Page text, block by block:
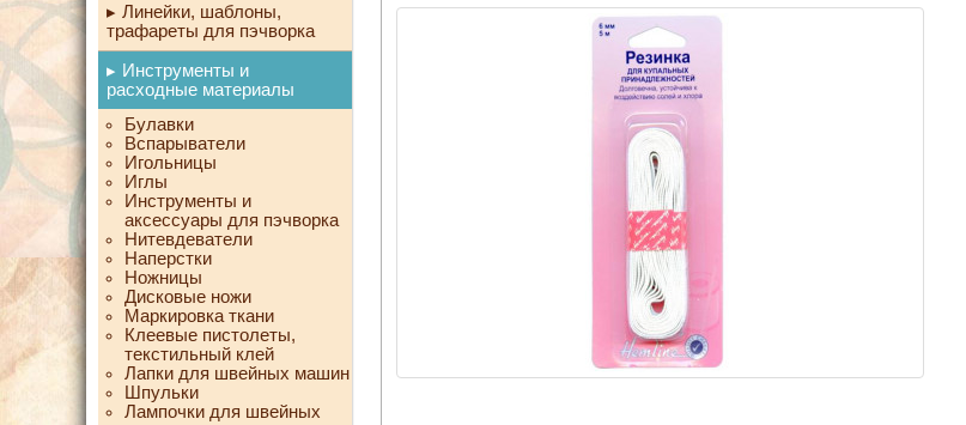
Линейки, шаблоны,
трафареты для пэчворка
Инструменты и
расходные материалы
Булавки
Вспарыватели
Игольницы
Иглы
Инструменты и
аксессуары для пэчворка
Нитевдеватели
Наперстки
Ножницы
Дисковые ножи
Маркировка ткани
Клеевые пистолеты,
текстильный клей
Лапки для швейных машин
Шпульки
Лампочки для швейных